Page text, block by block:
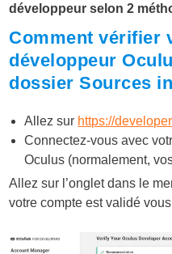
développeur selon 2
Comment vérifier
développeur
dossier Sources
Allez sur https://
Connectez-vous avec
Oculus (normalement,
Allez sur l’onglet dans le
votre compte est validé